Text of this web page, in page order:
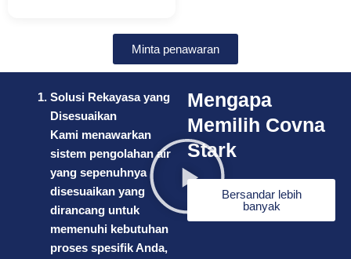
Minta penawaran
Solusi Rekayasa yang
Disesuaikan
Kami menawarkan
sistem pengolahan air
yang sepenuhnya
disesuaikan yang
dirancang untuk
memenuhi kebutuhan
proses spesifik Anda,
Mengapa
Memilih Covna
Stark
Bersandar lebih
banyak